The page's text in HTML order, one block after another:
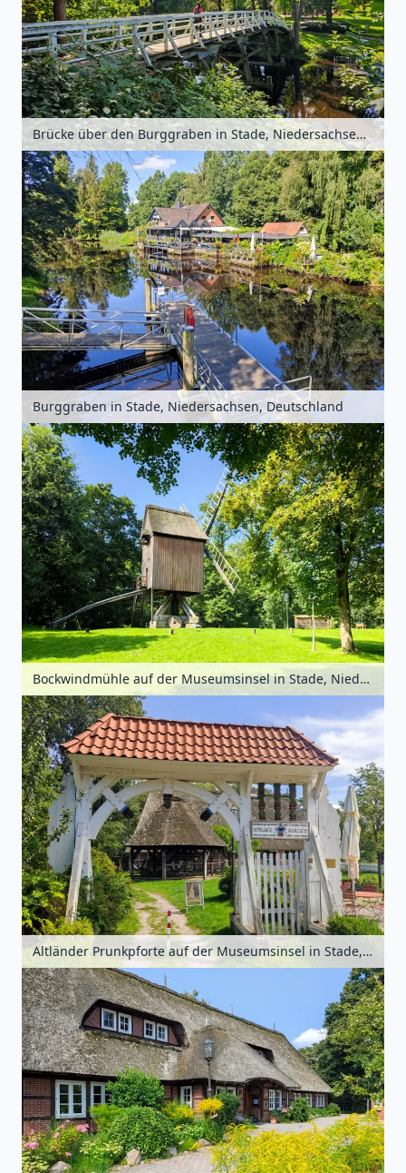
Brücke über den Burggraben in Stade, Niedersachsen, Deutschland
Burggraben in Stade, Niedersachsen, Deutschland
Bockwindmühle auf der Museumsinsel in Stade, Niedersachsen, Deutschland
Altländer Prunkpforte auf der Museumsinsel in Stade, Niedersachsen, Deutschland